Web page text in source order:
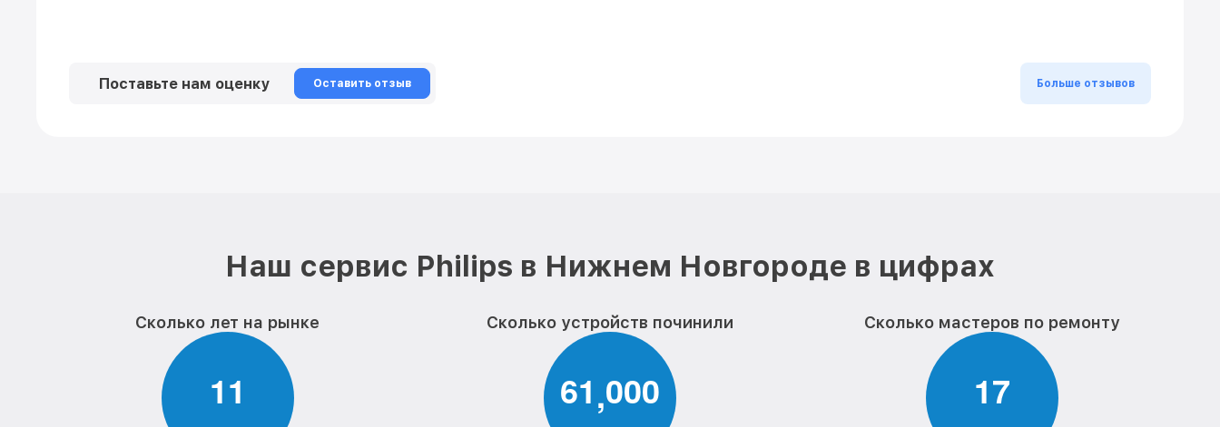
Поставьте нам оценку Оставить отзыв Больше отзывов
Наш сервис Philips в Нижнем Новгороде в цифрах
Сколько лет на рынке
11
Сколько устройств починили
61,000
Сколько мастеров по ремонту
17